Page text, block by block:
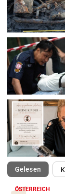
Gelesen
ÖSTERREICH